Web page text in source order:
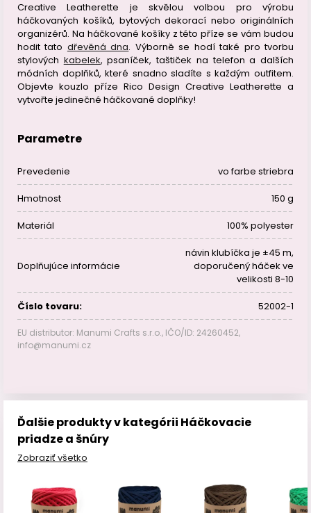
Creative Leatherette je skvělou volbou pro výrobu
háčkovaných košíků, bytových dekorací nebo originálních
organizérů. Na háčkované košíky z této příze se vám budou
hodit tato dřevěná dna. Výborně se hodí také pro tvorbu
stylových kabelek, psaníček, taštiček na telefon a dalších
módních doplňků, které snadno sladíte s každým outfitem.
Objevte kouzlo příze Rico Design Creative Leatherette a
vytvořte jedinečné háčkované doplňky!
Parametre
Prevedenie vo farbe striebra
Hmotnost 150 g
Materiál 100% polyester
Doplňujúce informácie
návin klubíčka je ±45 m,
doporučený háček ve
velikosti 8-10
Číslo tovaru: 52002-1
EU distributor: Manumi Crafts s.r.o., IČO/ID: 24260452,
info@manumi.cz
Ďalšie produkty v kategórii Háčkovacie
priadze a šnúry
Zobraziť všetko